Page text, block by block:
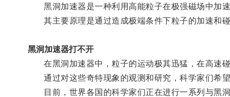
黑洞加速器是一种利用高能粒子在极强磁场中加速
其主要原理是通过造成极端条件下粒子的加速和碰
黑洞加速器打不开
在黑洞加速器中，粒子的运动极其迅猛，在高速碰
通过对这些奇特现象的观测和研究，科学家们希望
目前，世界各国的科学家们正在进行一系列与黑洞